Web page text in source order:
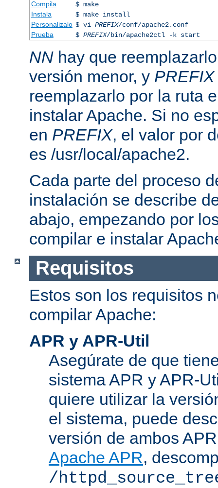
Compila
$ make
Instala
$ make install
Personalizalo $ vi PREFIX/conf/apache2.conf
Prueba
$ PREFIX/bin/apache2ctl -k start
NN hay que
versión menor, y PREFIX
reemplazarlo por la ruta
instalar Apache. Si no
en PREFIX, el valor por
es /usr/local/apache2.
Cada parte del proceso
instalación se describe
abajo, empezando por
compilar e instalar
Requisitos
Estos son los requisitos
compilar Apache:
APR y APR-Util
Asegúrate de que
sistema APR y APR-
quiere utilizar la
el sistema, puede
versión de ambos
Apache APR,
/